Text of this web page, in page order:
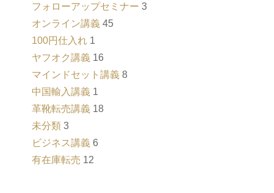
フォローアップセミナー 3
オンライン講義 45
100円仕入れ 1
ヤフオク講義 16
マインドセット講義 8
中国輸入講義 1
革靴転売講義 18
未分類 3
ビジネス講義 6
有在庫転売 12